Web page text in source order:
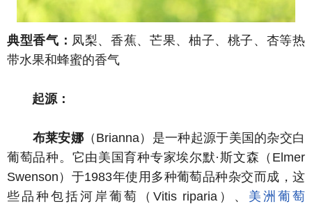
典型香气： 凤梨、香蕉、芒果、柚子、桃子、杏等热
带水果和蜂蜜的香气
起源：
布莱安娜（Brianna）是一种起源于美国的杂交白
葡萄品种。它由美国育种专家埃尔默·斯文森（Elmer
Swenson）于1983年使用多种葡萄品种杂交而成，这
些品种包括河岸葡萄（Vitis riparia）、 美洲葡萄